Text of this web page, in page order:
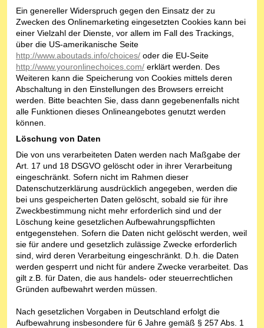
Ein genereller Widerspruch gegen den Einsatz der zu
Zwecken des Onlinemarketing eingesetzten Cookies kann bei
einer Vielzahl der Dienste, vor allem im Fall des Trackings,
über die US-amerikanische Seite
http://www.aboutads.info/choices/ oder die EU-Seite
http://www.youronlinechoices.com/ erklärt werden. Des
Weiteren kann die Speicherung von Cookies mittels deren
Abschaltung in den Einstellungen des Browsers erreicht
werden. Bitte beachten Sie, dass dann gegebenenfalls nicht
alle Funktionen dieses Onlineangebotes genutzt werden
können.
Löschung von Daten
Die von uns verarbeiteten Daten werden nach Maßgabe der
Art. 17 und 18 DSGVO gelöscht oder in ihrer Verarbeitung
eingeschränkt. Sofern nicht im Rahmen dieser
Datenschutzerklärung ausdrücklich angegeben, werden die
bei uns gespeicherten Daten gelöscht, sobald sie für ihre
Zweckbestimmung nicht mehr erforderlich sind und der
Löschung keine gesetzlichen Aufbewahrungspflichten
entgegenstehen. Sofern die Daten nicht gelöscht werden, weil
sie für andere und gesetzlich zulässige Zwecke erforderlich
sind, wird deren Verarbeitung eingeschränkt. D.h. die Daten
werden gesperrt und nicht für andere Zwecke verarbeitet. Das
gilt z.B. für Daten, die aus handels- oder steuerrechtlichen
Gründen aufbewahrt werden müssen.
Nach gesetzlichen Vorgaben in Deutschland erfolgt die
Aufbewahrung insbesondere für 6 Jahre gemäß § 257 Abs. 1